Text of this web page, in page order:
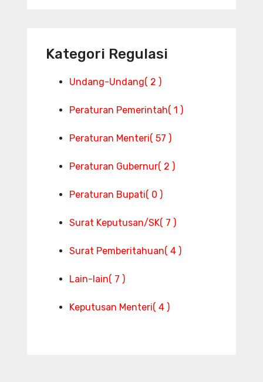
Kategori Regulasi
Undang-Undang( 2 )
Peraturan Pemerintah( 1 )
Peraturan Menteri( 57 )
Peraturan Gubernur( 2 )
Peraturan Bupati( 0 )
Surat Keputusan/SK( 7 )
Surat Pemberitahuan( 4 )
Lain-lain( 7 )
Keputusan Menteri( 4 )